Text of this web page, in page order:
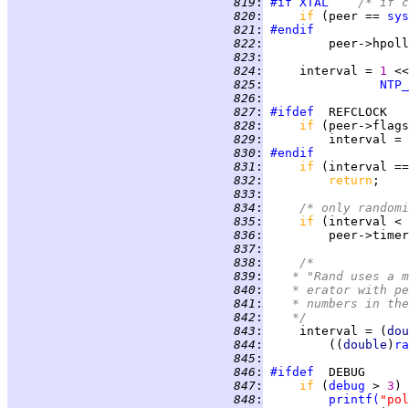
820 : if (peer == sys
821 :
#endif
822 :
peer-
823 :
824 :
     interval =
1
825 :
826 :
827 : #ifdef
828 : if
(peer-
829 :
         interval =
830 :
#endif
831 :
if
832 : return
833 :
834 :
/* only
835 :
if
836 :
837 :
838 :
/*
839 :
* "Rand uses a
840 :
* erator with
841 :
* numbers in
842 :
	 */
843 :
     interval = (
844 :
         ((
double )
845 :
846 : #ifdef
847 : if ( debug > 3
848 : printf (